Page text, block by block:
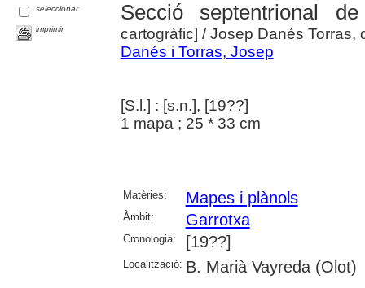
seleccionar
imprimir
Secció septentrional
cartogràfic] / Josep Danés Torras,
Danés i Torras, Josep
[S.l.] : [s.n.], [19??]
1 mapa ; 25 * 33 cm
Matèries: Mapes i plànols
Àmbit: Garrotxa
Cronologia: [19??]
Localització: B. Marià Vayreda (Olot)